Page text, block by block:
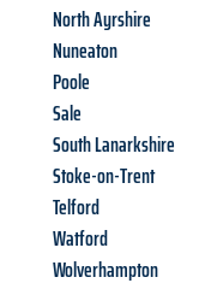
North Ayrshire
Nuneaton
Poole
Sale
South Lanarkshire
Stoke-on-Trent
Telford
Watford
Wolverhampton